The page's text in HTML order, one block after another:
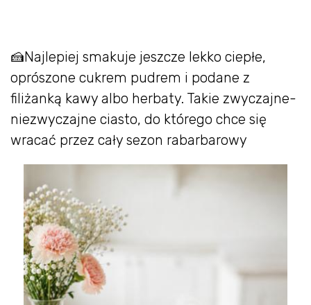
🍰Najlepiej smakuje jeszcze lekko ciepłe,
oprószone cukrem pudrem i podane z
filiżanką kawy albo herbaty. Takie zwyczajne-
niezwyczajne ciasto, do którego chce się
wracać przez cały sezon rabarbarowy